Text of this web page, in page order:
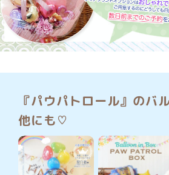
『パウパトロール』のバ
他にも♡